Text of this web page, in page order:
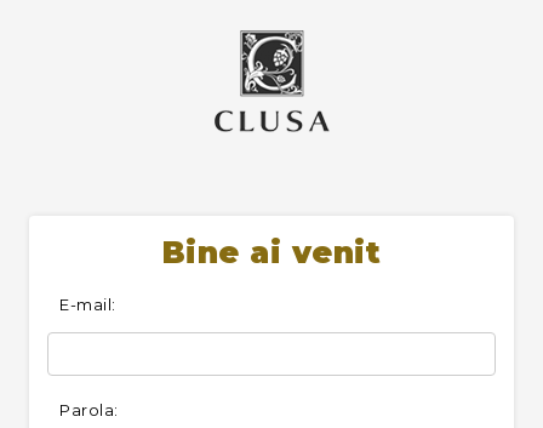
Bine ai venit
E-mail:
Parola: